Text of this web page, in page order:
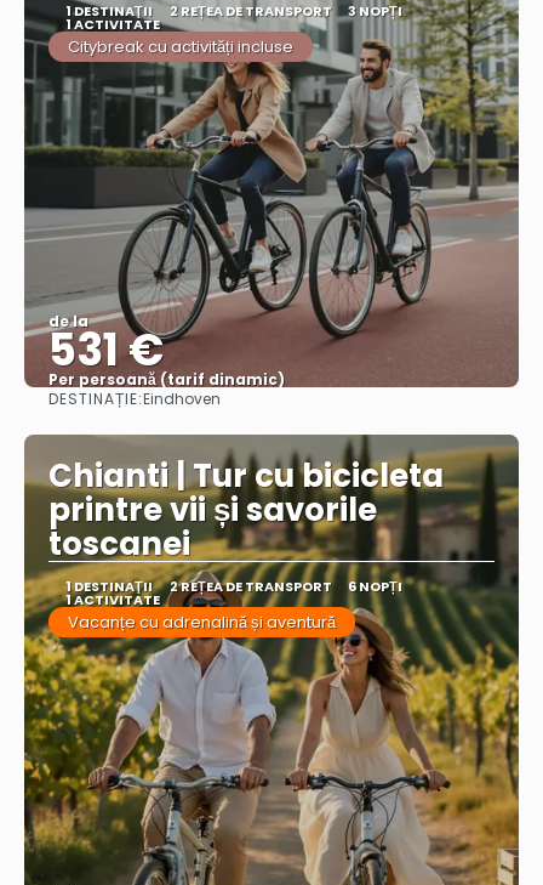
1 DESTINAŢII 2 REȚEA DE TRANSPORT 3 NOPȚI
1 ACTIVITATE
Citybreak cu activități incluse
de la
531 €
Per persoană (tarif dinamic)
Vezi mai multe
DESTINAȚIE:Eindhoven
Chianti | Tur cu bicicleta
printre vii și savorile
toscanei
1 DESTINAŢII 2 REȚEA DE TRANSPORT 6 NOPȚI
1 ACTIVITATE
Vacanțe cu adrenalină și aventură